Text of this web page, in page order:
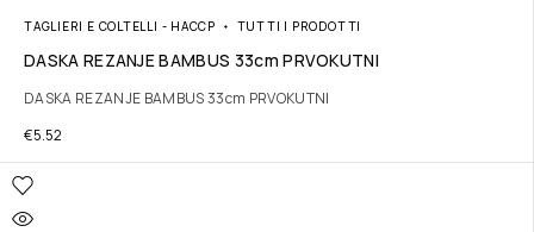
TAGLIERI E COLTELLI - HACCP TUTTI I PRODOTTI
DASKA REZANJE BAMBUS 33cm PRVOKUTNI
DASKA REZANJE BAMBUS 33cm PRVOKUTNI
€5.52